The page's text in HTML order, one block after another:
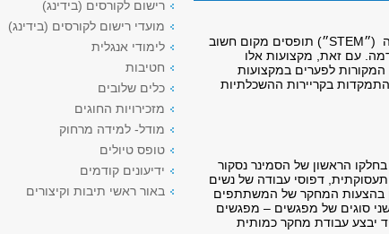
(״STEM״) תופסים מקום חשוב
עם זאת, מקצועות אלו
המקורות לפערים במקצועות
התמקדות בקריירות ההשכלתיות
בחלקו הראשון של הסמינר נסקור
תעסוקתית, דפוסי עבודה של נשים
בהצעות המחקר של המשתתפים
סוגים של מפגשים – מפגשים
יבצע עבודת מחקר כמותית
רישום לקורסים (בידינג)
מועדי רישום לקורסים (בידינג)
לימודי אנגלית
חטיבות
כלים שלובים
מזכירויות החוגים
מודל- למידה מרחוק
טופס טיולים
ידיעונים קודמים
באור ראשי תיבות וקיצורים